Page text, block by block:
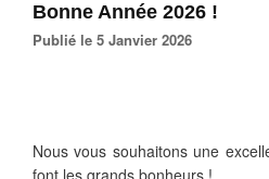
Bonne Année 2026 !
Publié le 5 Janvier 2026
Nous vous souhaitons une
font les grands bonheurs !